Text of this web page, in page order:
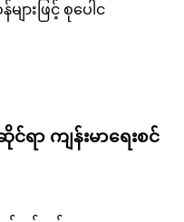
ားဖြင့် စုပေါင
ရာ ကျန်းမာရေးစင်